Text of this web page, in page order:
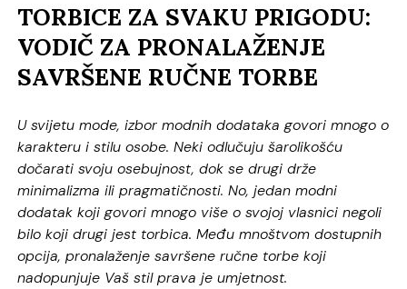
TORBICE ZA SVAKU PRIGODU:
VODIČ ZA PRONALAŽENJE
SAVRŠENE RUČNE TORBE
U svijetu mode, izbor modnih dodataka govori mnogo o
karakteru i stilu osobe. Neki odlučuju šarolikošću
dočarati svoju osebujnost, dok se drugi drže
minimalizma ili pragmatičnosti. No, jedan modni
dodatak koji govori mnogo više o svojoj vlasnici negoli
bilo koji drugi jest torbica. Među mnoštvom dostupnih
opcija, pronalaženje savršene ručne torbe koji
nadopunjuje Vaš stil prava je umjetnost.